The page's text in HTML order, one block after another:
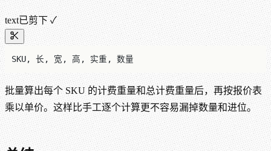
text已剪下 ✓
SKU, 长, 宽, 高, 实重, 数量
批量算出每个 SKU 的计费重量和总计费重量后，再按报价表
乘以单价。这样比手工逐个计算更不容易漏掉数量和进位。